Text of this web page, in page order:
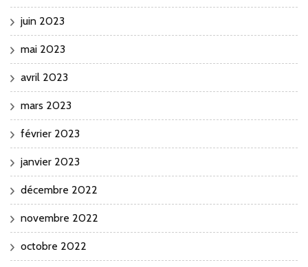
juin 2023
mai 2023
avril 2023
mars 2023
février 2023
janvier 2023
décembre 2022
novembre 2022
octobre 2022